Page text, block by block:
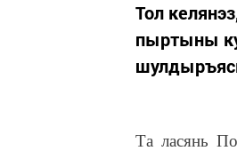
Тол
пыртыны
Та ласянь